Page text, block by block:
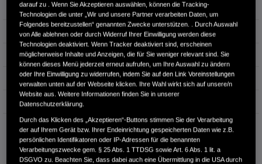
Hubraum 1.498 cm³
Erstzulassung 03.2026
Bauart SUV
Energieverbrauch kombiniert: 5,4 l/100km
CO₂-Emissionen kombiniert:
CO₂-Klasse: D
darauf zu . Wenn Sie Akzeptieren auswählen, können die Tracking-
Technologien die unter „Wir und unsere Partner verarbeiten Daten, um
Folgendes bereitzustellen“ genannten Zwecke unterstützen. . Durch Auswahl
von Alle ablehnen oder durch Widerruf Ihrer Einwilligung werden diese
Technologien deaktiviert. Wenn Tracker deaktiviert sind, erscheinen
möglicherweise Inhalte und Anzeigen, die für Sie weniger relevant sind. Sie
können dieses Menü jederzeit erneut aufrufen, um Ihre Auswahl zu ändern
oder Ihre Einwilligung zu widerrufen, indem Sie auf den Link Voreinstellungen
verwalten unten auf der Webseite klicken. Ihre Wahl wirkt sich auf unsere/n
Website aus. Weitere Informationen finden Sie in unserer
Datenschutzerklärung.
Durch das Klicken des „Akzeptieren“-Buttons stimmen Sie der Verarbeitung
der auf Ihrem Gerät bzw. Ihrer Endeinrichtung gespeicherten Daten wie z.B.
persönlichen Identifikatoren oder IP-Adressen für die benannten
Verarbeitungszwecke gem. § 25 Abs. 1 TTDSG sowie Art. 6 Abs. 1 lit. a
DSGVO zu. Beachten Sie, dass dabei auch eine Übermittlung in die USA durch